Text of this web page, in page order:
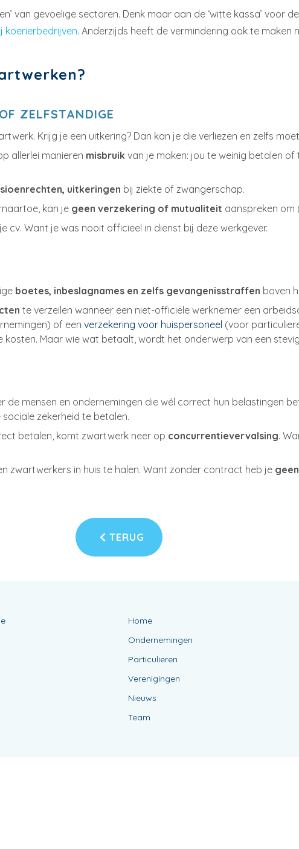
van gevoelige sectoren. Denk maar aan de ‘witte kassa’ voor
koerierbedrijven. Anderzijds heeft de vermindering ook te
ZELFSTANDIGE
Krijg je een uitkering? Dan kan je die verliezen en zelfs
allerlei manieren misbruik van je maken: jou te weinig betalen
uitkeringen bij ziekte of zwangerschap.
kan je geen verzekering of mutualiteit aanspreken om
cv. Want je was nooit officieel in dienst bij deze werkgever.
boetes, inbeslagnames en zelfs gevangenisstraffen boven
te verzeilen wanneer een niet-officiële werknemer een
of een verzekering voor huispersoneel (voor
Maar wie wat betaalt, wordt het onderwerp van een
de mensen en ondernemingen die wél correct hun belastingen
zekerheid te betalen.
betalen, komt zwartwerk neer op concurrentievervalsing.
zwartwerkers in huis te halen. Want zonder contract heb je
TERUG
Home
Ondernemingen
Particulieren
Verenigingen
Nieuws
Team